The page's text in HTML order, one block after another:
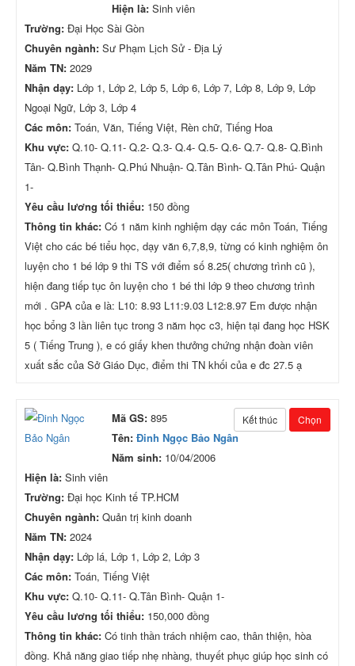
Hiện là: Sinh viên
Trường: Đại Học Sài Gòn
Chuyên ngành: Sư Phạm Lịch Sử - Địa Lý
Năm TN: 2029
Nhận dạy: Lớp 1, Lớp 2, Lớp 5, Lớp 6, Lớp 7, Lớp 8, Lớp 9, Lớp
Ngoại Ngữ, Lớp 3, Lớp 4
Các môn: Toán, Văn, Tiếng Việt, Rèn chữ, Tiếng Hoa
Khu vực: Q.10- Q.11- Q.2- Q.3- Q.4- Q.5- Q.6- Q.7- Q.8- Q.Bình
Tân- Q.Bình Thạnh- Q.Phú Nhuận- Q.Tân Bình- Q.Tân Phú- Quận
1-
Yêu cầu lương tối thiểu: 150 đồng
Thông tin khác: Có 1 năm kinh nghiệm dạy các môn Toán, Tiếng
Việt cho các bé tiểu học, dạy văn 6,7,8,9, từng có kinh nghiệm ôn
luyện cho 1 bé lớp 9 thi TS với điểm số 8.25( chương trình cũ ),
hiện đang tiếp tục ôn luyện cho 1 bé thi lớp 9 theo chương trình
mới . GPA của e là: L10: 8.93 L11:9.03 L12:8.97 Em được nhận
học bổng 3 lần liên tục trong 3 năm học c3, hiện tại đang học HSK
5 ( Tiếng Trung ), e có giấy khen thưởng chứng nhận đoàn viên
xuất sắc của Sở Giáo Dục, điểm thi TN khối của e đc 27.5 ạ
Kết thúc Chọn
Mã GS: 895
Tên: Đinh Ngọc Bảo Ngân
Năm sinh: 10/04/2006
Hiện là: Sinh viên
Trường: Đại học Kinh tế TP.HCM
Chuyên ngành: Quản trị kinh doanh
Năm TN: 2024
Nhận dạy: Lớp lá, Lớp 1, Lớp 2, Lớp 3
Các môn: Toán, Tiếng Việt
Khu vực: Q.10- Q.11- Q.Tân Bình- Quận 1-
Yêu cầu lương tối thiểu: 150,000 đồng
Thông tin khác: Có tinh thần trách nhiệm cao, thân thiện, hòa
đồng. Khả năng giao tiếp nhẹ nhàng, thuyết phục giúp học sinh có